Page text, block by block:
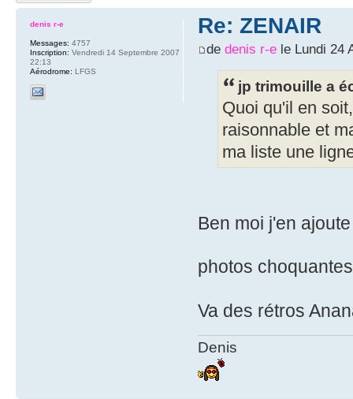
Re: ZENAIR
de denis r-ele Lundi 24
jp trimouille a
Quoi qu'il en
raisonnable et
ma liste une
Ben moi j'en
photos
Va des rétros
Denis
denis r-e
Messages: 4757
Inscription: Vendredi 14 Septembre 2007
22:13
Aérodrome: LFGS